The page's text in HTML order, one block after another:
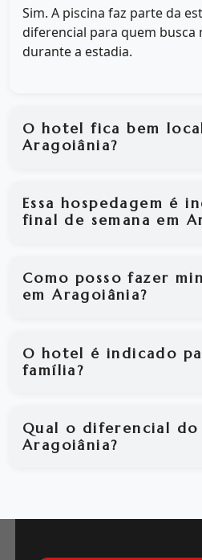
Sim. A piscina faz parte da
diferencial para quem busca
durante a estadia.
O hotel fica bem
Aragoiânia?
Essa hospedagem é
final de semana em
Como posso fazer
em Aragoiânia?
O hotel é indicado
família?
Qual o diferencial
Aragoiânia?